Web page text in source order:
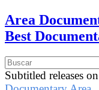
Area
Best
Subtitled releases on